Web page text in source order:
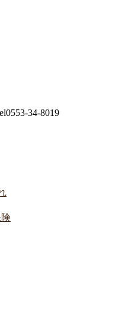
0553-34-8019